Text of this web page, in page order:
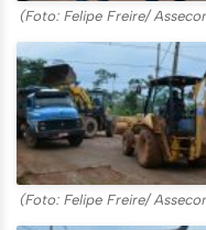
(Foto: Felipe Freire/
(Foto: Felipe Freire/